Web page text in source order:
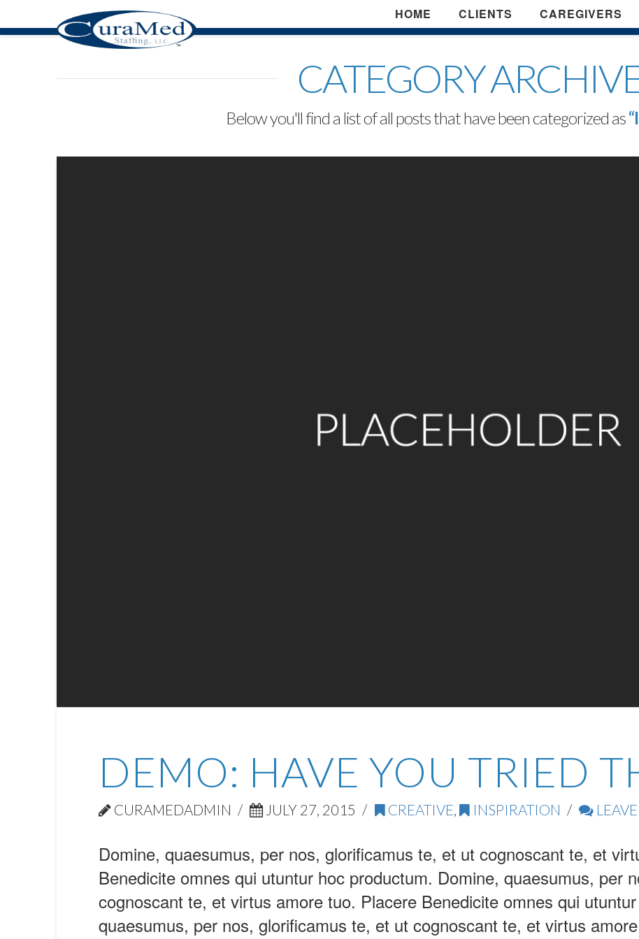
HOME CLIENTS CAREGIVERS
CATEGORY
Below you'll find a list of all posts that have been categorized as
DEMO: HAVE YOU TRIED
CURAMEDADMIN JULY 27, 2015 CREATIVE, INSPIRATION
Domine, quaesumus, per nos, glorificamus te, et ut cognoscant te, et
Benedicite omnes qui utuntur hoc productum. Domine, quaesumus, per
cognoscant te, et virtus amore tuo. Placere Benedicite omnes qui
quaesumus, per nos, glorificamus te, et ut cognoscant te, et virtus